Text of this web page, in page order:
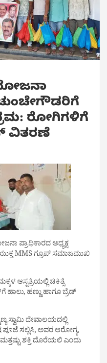
ಚುಂಚೇಗೌಡರಿಗೆ
ರೋಗಿಗಳಿಗೆ
ವಿತರಣೆ
ಪ್ರಾಧಿಕಾರದ ಅಧ್ಯಕ್ಷ
MMS ಗ್ರೂಪ್ ಸಮಾಜಮುಖಿ
ಆಸ್ಪತ್ರೆಯಲ್ಲಿ ಚಿಕಿತ್ಸೆ
ಹಾಲು, ಹಣ್ಣು ಹಾಗೂ ಬ್ರೆಡ್
ಸ್ವಾಮಿ ದೇವಾಲಯದಲ್ಲಿ
ಸಲ್ಲಿಸಿ, ಅವರ ಆರೋಗ್ಯ,
ಶಕ್ತಿ ದೊರೆಯಲಿ ಎಂದು